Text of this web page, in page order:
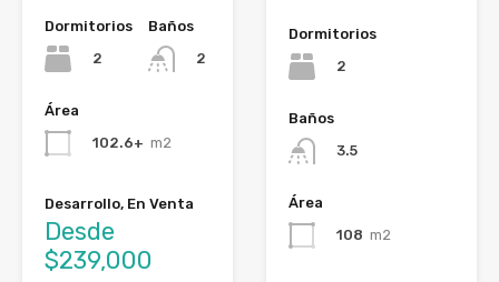
Dormitorios
2
Baños
2
Área
102.6+ m2
Desarrollo, En Venta
Desde
$239,000
Dormitorios
2
Baños
3.5
Área
108 m2